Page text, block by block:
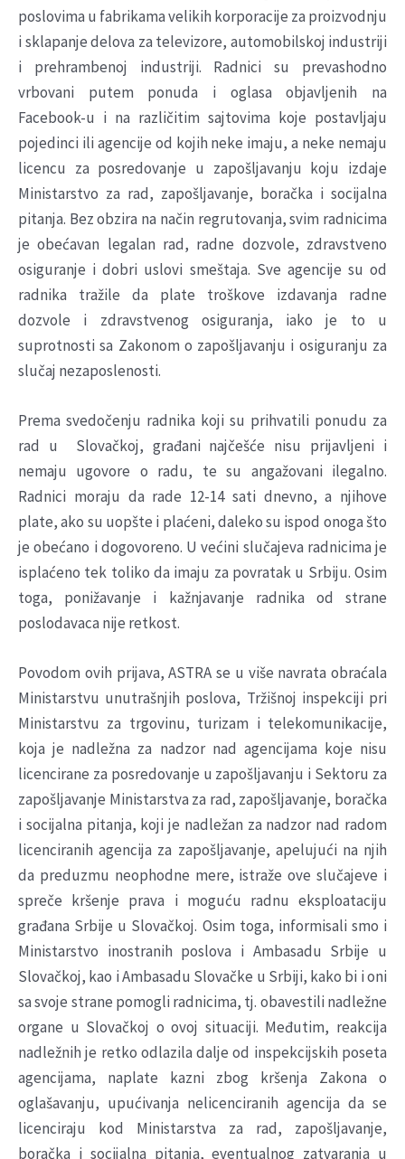
poslovima u fabrikama velikih korporacije za proizvodnju
i sklapanje delova za televizore, automobilskoj industriji
i prehrambenoj industriji. Radnici su prevashodno
vrbovani putem ponuda i oglasa objavljenih na
Facebook-u i na različitim sajtovima koje postavljaju
pojedinci ili agencije od kojih neke imaju, a neke nemaju
licencu za posredovanje u zapošljavanju koju izdaje
Ministarstvo za rad, zapošljavanje, boračka i socijalna
pitanja. Bez obzira na način regrutovanja, svim radnicima
je obećavan legalan rad, radne dozvole, zdravstveno
osiguranje i dobri uslovi smeštaja. Sve agencije su od
radnika tražile da plate troškove izdavanja radne
dozvole i zdravstvenog osiguranja, iako je to u
suprotnosti sa Zakonom o zapošljavanju i osiguranju za
slučaj nezaposlenosti.
Prema svedočenju radnika koji su prihvatili ponudu za
rad u Slovačkoj, građani najčešće nisu prijavljeni i
nemaju ugovore o radu, te su angažovani ilegalno.
Radnici moraju da rade 12-14 sati dnevno, a njihove
plate, ako su uopšte i plaćeni, daleko su ispod onoga što
je obećano i dogovoreno. U većini slučajeva radnicima je
isplaćeno tek toliko da imaju za povratak u Srbiju. Osim
toga, ponižavanje i kažnjavanje radnika od strane
poslodavaca nije retkost.
Povodom ovih prijava, ASTRA se u više navrata obraćala
Ministarstvu unutrašnjih poslova, Tržišnoj inspekciji pri
Ministarstvu za trgovinu, turizam i telekomunikacije,
koja je nadležna za nadzor nad agencijama koje nisu
licencirane za posredovanje u zapošljavanju i Sektoru za
zapošljavanje Ministarstva za rad, zapošljavanje, boračka
i socijalna pitanja, koji je nadležan za nadzor nad radom
licenciranih agencija za zapošljavanje, apelujući na njih
da preduzmu neophodne mere, istraže ove slučajeve i
spreče kršenje prava i moguću radnu eksploataciju
građana Srbije u Slovačkoj. Osim toga, informisali smo i
Ministarstvo inostranih poslova i Ambasadu Srbije u
Slovačkoj, kao i Ambasadu Slovačke u Srbiji, kako bi i oni
sa svoje strane pomogli radnicima, tj. obavestili nadležne
organe u Slovačkoj o ovoj situaciji. Međutim, reakcija
nadležnih je retko odlazila dalje od inspekcijskih poseta
agencijama, naplate kazni zbog kršenja Zakona o
oglašavanju, upućivanja nelicenciranih agencija da se
licenciraju kod Ministarstva za rad, zapošljavanje,
boračka i socijalna pitanja, eventualnog zatvaranja u